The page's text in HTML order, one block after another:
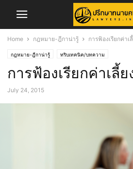
Home กฎหมาย-ฎีกาน่ารู้ การฟ้องเรียกค่าเ
กฎหมาย-ฎีกาน่ารู้ ทริบเทคนิค/บทความ
การฟ้องเรียกค่าเลี้
July 24, 2015